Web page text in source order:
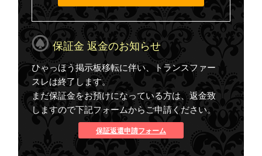
保証金 返金のお知らせ
ひゃっほう掲示板移転に伴い、トランスファー
スレは終了します。
まだ保証金をお預けになっている方は、返金致
しますので下記フォームからご申請ください。
保証返還申請フォーム